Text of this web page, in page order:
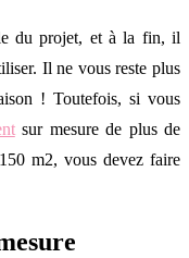
du projet, et à la fin, il
Il ne vous reste plus
! Toutefois, si vous
sur mesure de plus de
m2, vous devez faire